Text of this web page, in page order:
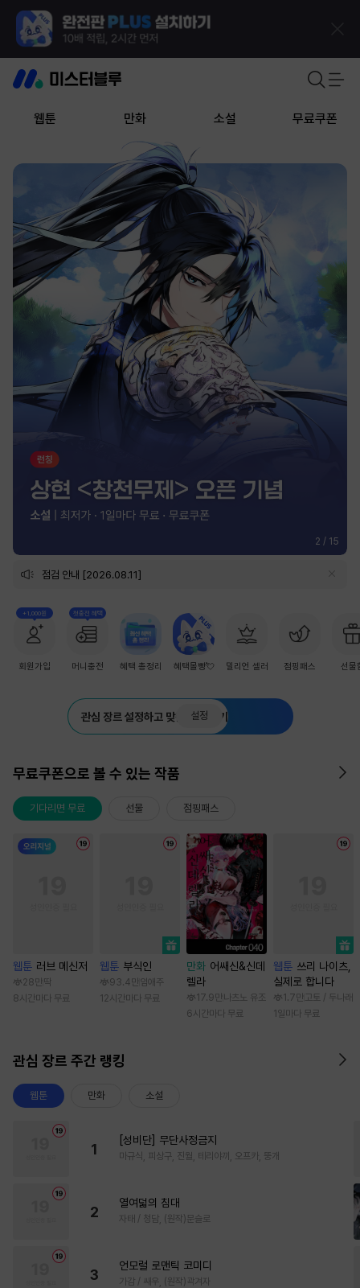
웹툰 만화 소설 무료쿠폰
2 / 15
점검 안내 [2026.08.11]
+1,000원
회원가입
첫충전 혜택
머니충전 혜택 총정리 혜택몰빵💘 밀리언 셀러 점핑패스 선물
관심 장르 설정하고 맞춤 추천 받기
설정
무료쿠폰으로 볼 수 있는 작품
기다리면 무료 선물 점핑패스
웹툰 러브 메신저
28만 딱
8시간마다 무료
웹툰 부식인
93.4만 임애주
12시간마다 무료
만화 어쌔신&신데
렐라
17.9만 나츠노 유조
6시간마다 무료
웹툰 쓰리 나이츠,
실제로 합니다
1.7만 고토 / 두나래
1일마다 무료
관심 장르 주간 랭킹
웹툰 만화 소설
1
[성비단] 무단사정금지
마규식, 피상구, 진월, 테리야끼, 오프카, 뚱개
2
열여덟의 침대
자태 / 청담, (원작)문슬로
3
언모럴 로맨틱 코미디
가감 / 쌔우, (원작)곽겨자